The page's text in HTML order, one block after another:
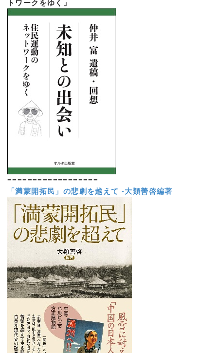
トワークをゆく」
==================
「満蒙開拓民」の悲劇を越えて -大類善啓編著